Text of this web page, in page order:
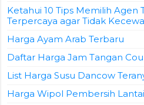
Ketahui 10 Tips Memilih Agen
Terpercaya agar Tidak Kecewa
Harga Ayam Arab Terbaru
Daftar Harga Jam Tangan
List Harga Susu Dancow
Harga Wipol Pembersih